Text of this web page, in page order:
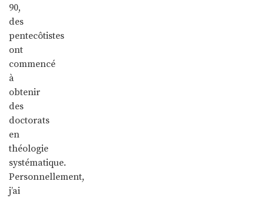
90,
des
pentecôtistes
ont
commencé
à
obtenir
des
doctorats
en
théologie
systématique.
Personnellement,
j’ai